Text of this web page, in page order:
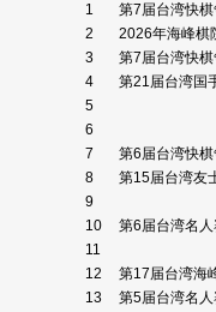
1 第7届台湾快
2
2026年海峰棋
3
第7届台湾快
4
第21届台湾国
5
6
7
第6届台湾快
8
第15届台湾友
9
10
第6届台湾名
11
12
第17届台湾海
13
第5届台湾名